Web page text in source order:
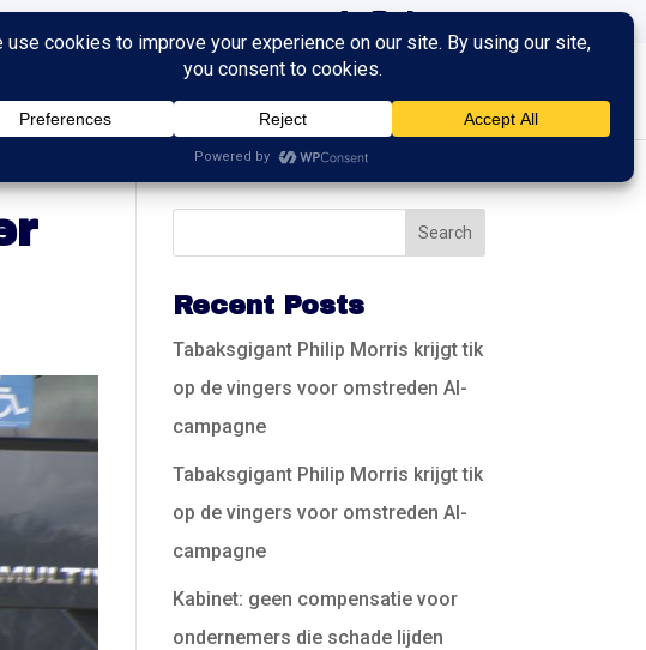
Recent Posts
Tabaksgigant Philip Morris krijgt tik
op de vingers voor omstreden AI-
campagne
Tabaksgigant Philip Morris krijgt tik
op de vingers voor omstreden AI-
campagne
Kabinet: geen compensatie voor
ondernemers die schade lijden